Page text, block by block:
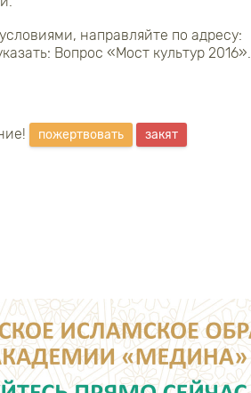
направляйте по адресу:
Вопрос «Мост культур 2016».
пожертвовать закят